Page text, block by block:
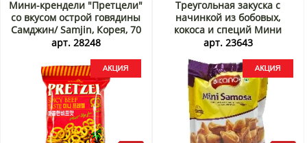
Мини-крендели "Претцели"
со вкусом острой говядины
Самджин/ Samjin, Корея, 70
г Акция
арт. 28248
Треугольная закуска с
начинкой из бобовых,
кокоса и специй Мини
Самоса/Mini Samosa Bikano,
арт. 23643